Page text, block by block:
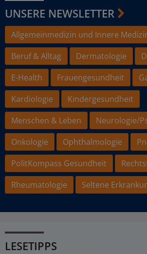
UNSERE NEWSLETTER
Allgemeinmedizin und Innere
Beruf & Alltag
Dermatologie
E-Health
Frauengesundheit
Kardiologie
Kindergesundheit
Menschen & Leben
Neurologie/
Onkologie
Ophthalmologie
PolitKompass Gesundheit
Rheumatologie
Seltene
LESETIPPS